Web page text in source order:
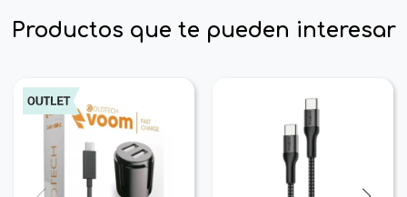
Productos que te pueden interesar